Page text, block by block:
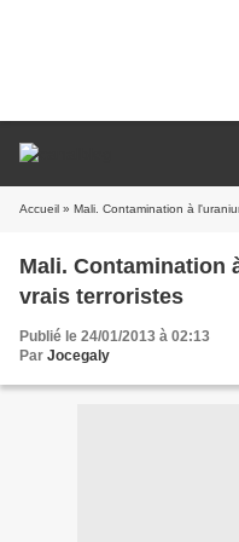
Accueil » Mali. Contamination à
Mali. Contamination
vrais terroristes
Publié le 24/01/2013 à 02:13
Par Jocegaly